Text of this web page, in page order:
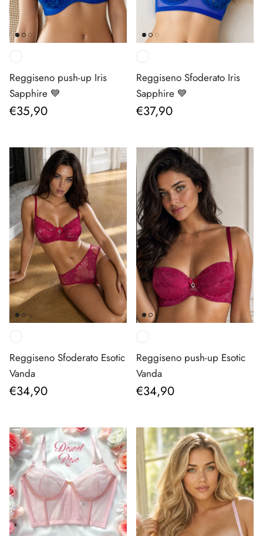
Reggiseno push-up Iris
Sapphire 💙
Prezzo normale
€35,90
Reggiseno Sfoderato Iris
Sapphire 💙
Prezzo normale
€37,90
Reggiseno Sfoderato Esotic
Vanda
Prezzo normale
€34,90
Reggiseno push-up Esotic
Vanda
Prezzo normale
€34,90